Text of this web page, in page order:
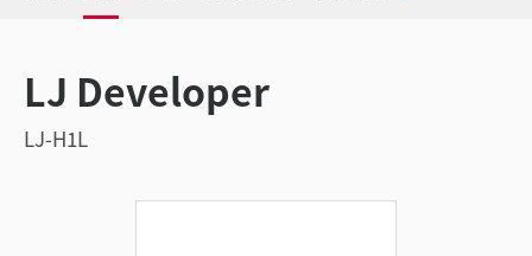
LJ Developer
LJ-H1L